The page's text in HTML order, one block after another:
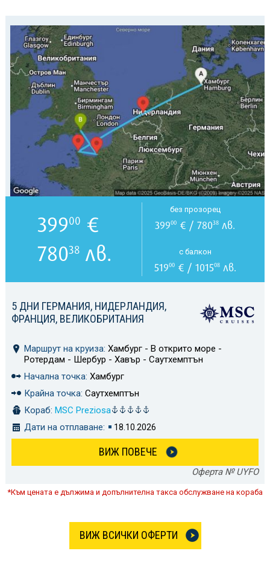
5 ДНИ ГЕРМАНИЯ, НИДЕРЛАНДИЯ,
ФРАНЦИЯ, ВЕЛИКОБРИТАНИЯ
Маршрут на круиза: Хамбург - В открито море -
Ротердам - Шербур - Хавър - Саутхемптън
Начална точка: Хамбург
Крайна точка: Саутхемптън
Кораб: MSC Preziosa
Дати на отплаване:
18.10.2026
ВИЖ ПОВЕЧЕ
Оферта № UYFO
39900 €
78038лв.
без прозорец
39900 € / 78038 лв.
с балкон
51900€ / 101508лв.
*Към цената е дължима и допълнителна такса обслужване на кораба
ВИЖ ВСИЧКИ ОФЕРТИ